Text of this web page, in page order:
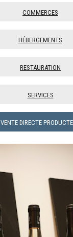
Commerces
Hébergements
Restauration
Services
Vente directe